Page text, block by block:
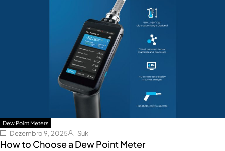
Dew Point Meters
Dezembro 9, 2025 Suki
How to Choose a Dew Point Meter